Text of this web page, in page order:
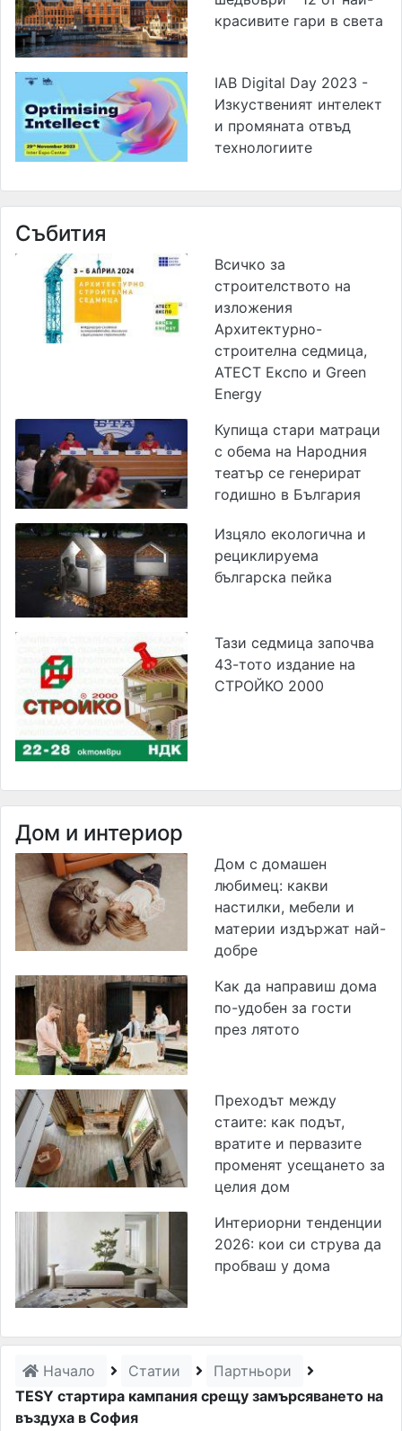
красивите гари в света
IAB Digital Day 2023 -
Изкуственият интелект
и промяната отвъд
технологиите
Събития
Всичко за
строителството на
изложения
Архитектурно-
строителна седмица,
АТЕСТ Експо и Green
Energy
Купища стари матраци
с обема на Народния
театър се генерират
годишно в България
Изцяло екологична и
рециклируема
българска пейка
Тази седмица започва
43-тото издание на
СТРОЙКО 2000
Дом и интериор
Дом с домашен
любимец: какви
настилки, мебели и
материи издържат най-
добре
Как да направиш дома
по-удобен за гости
през лятото
Преходът между
стаите: как подът,
вратите и первазите
променят усещането за
целия дом
Интериорни тенденции
2026: кои си струва да
пробваш у дома
Начало Статии
Партньори
TESY стартира кампания срещу замърсяването на
въздуха в София